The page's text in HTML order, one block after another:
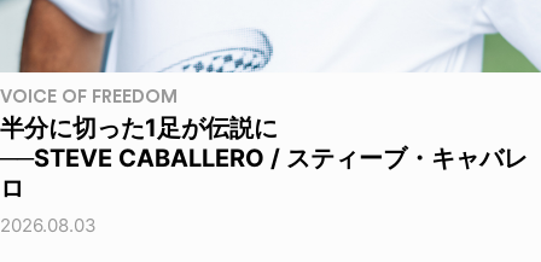
VOICE OF FREEDOM
半分に切った1足が伝説に
──STEVE CABALLERO / スティーブ・キャバレ
ロ
2026.08.03